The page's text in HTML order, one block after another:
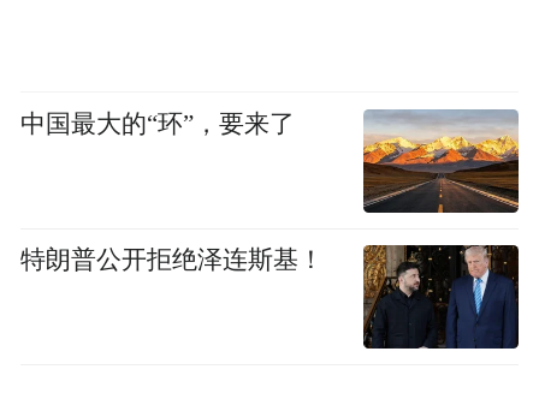
中国最大的“环”，要来了
特朗普公开拒绝泽连斯基！